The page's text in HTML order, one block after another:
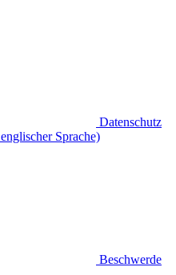
Datenschutz
Sprache)
Beschwerde